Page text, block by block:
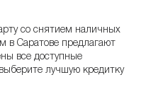
со снятием наличных
в Саратове предлагают
все доступные
лучшую кредитку